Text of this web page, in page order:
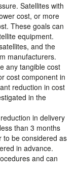
Satellites with
cost, or more
These goals can
equipment.
and the
manufacturers.
any tangible cost
cost component in
reduction in cost
in the
in delivery
than 3 months
to be considered as
in advance.
and can